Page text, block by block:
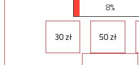
8%
30 zł 50 zł